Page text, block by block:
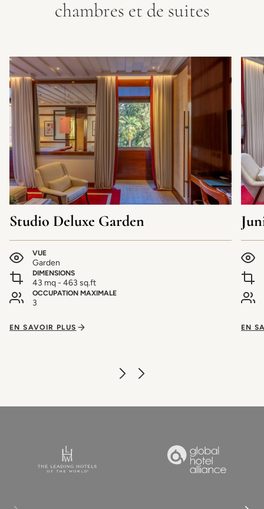
chambres et de suites
Studio Deluxe Garden
VUE
Garden
DIMENSIONS
43 mq - 463 sq.ft
OCCUPATION MAXIMALE
3
EN SAVOIR PLUS EN